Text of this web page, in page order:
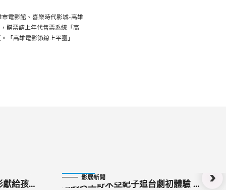
電影館、喜樂時代影城-高雄
購票請上年代售票系統「高
高雄電影節線上平臺」
給孩子
影展新聞
編劇女王野木亞紀子追台劇初體驗 邀